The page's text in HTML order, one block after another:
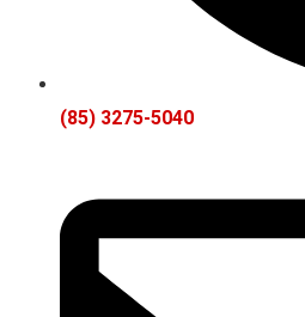
(85) 3275-5040